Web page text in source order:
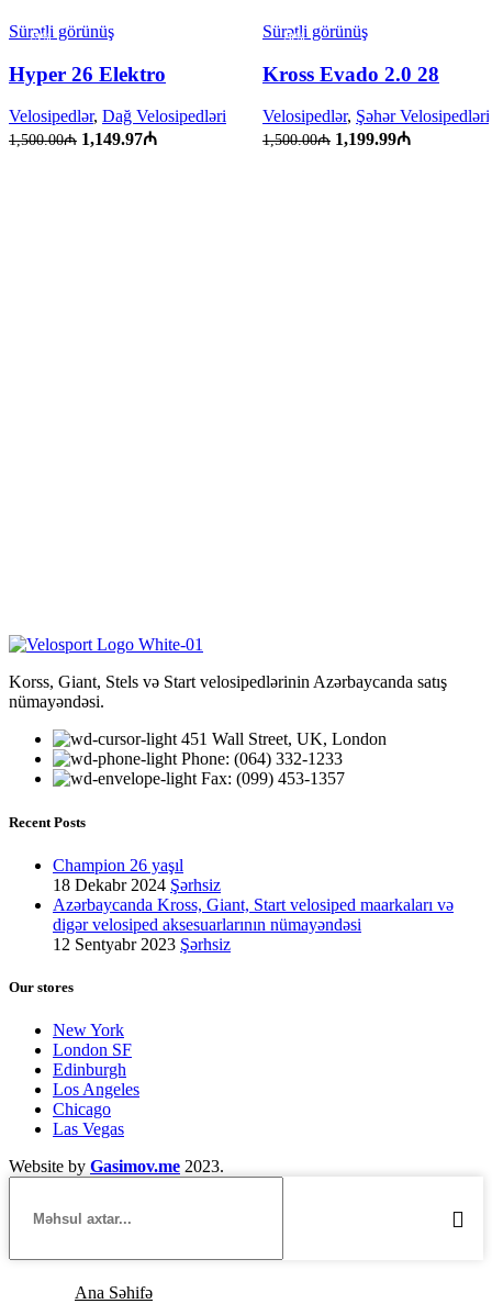
-23%
Sürətli görünüş
Hyper 26 Elektro
Velosipedlər, Dağ Velosipedləri
1,500.00₼ 1,149.97₼
-20%
Sürətli görünüş
Kross Evado 2.0 28
Velosipedlər, Şəhər Velosipedləri
1,500.00₼ 1,199.99₼
Korss, Giant, Stels və Start velosipedlərinin Azərbaycanda satış
nümayəndəsi.
451 Wall Street, UK, London
Phone: (064) 332-1233
Fax: (099) 453-1357
Recent Posts
Champion 26 yaşıl
18 Dekabr 2024 Şərhsiz
Azərbaycanda Kross, Giant, Start velosiped maarkaları və
digər velosiped aksesuarlarının nümayəndəsi
12 Sentyabr 2023 Şərhsiz
Our stores
New York
London SF
Edinburgh
Los Angeles
Chicago
Las Vegas
Website by Gasimov.me 2023.
Ana Səhifə